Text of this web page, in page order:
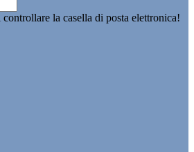
la casella di posta elettronica!